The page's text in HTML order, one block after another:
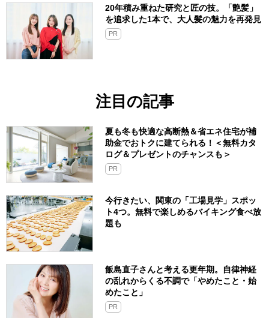
20年積み重ねた研究と匠の技。「艶髪」
を追求した1本で、大人髪の魅力を再発見
PR
注目の記事
夏も冬も快適な高断熱＆省エネ住宅が補
助金でおトクに建てられる！＜無料カタ
ログ＆プレゼントのチャンスも＞
PR
今行きたい、関東の「工場見学」スポッ
ト4つ。無料で楽しめるバイキング食べ放
題も
飯島直子さんと考える更年期。自律神経
の乱れからくる不調で「やめたこと・始
めたこと」
PR